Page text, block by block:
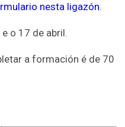
nesta ligazón.
o 17 de abril.
a formación é de 70